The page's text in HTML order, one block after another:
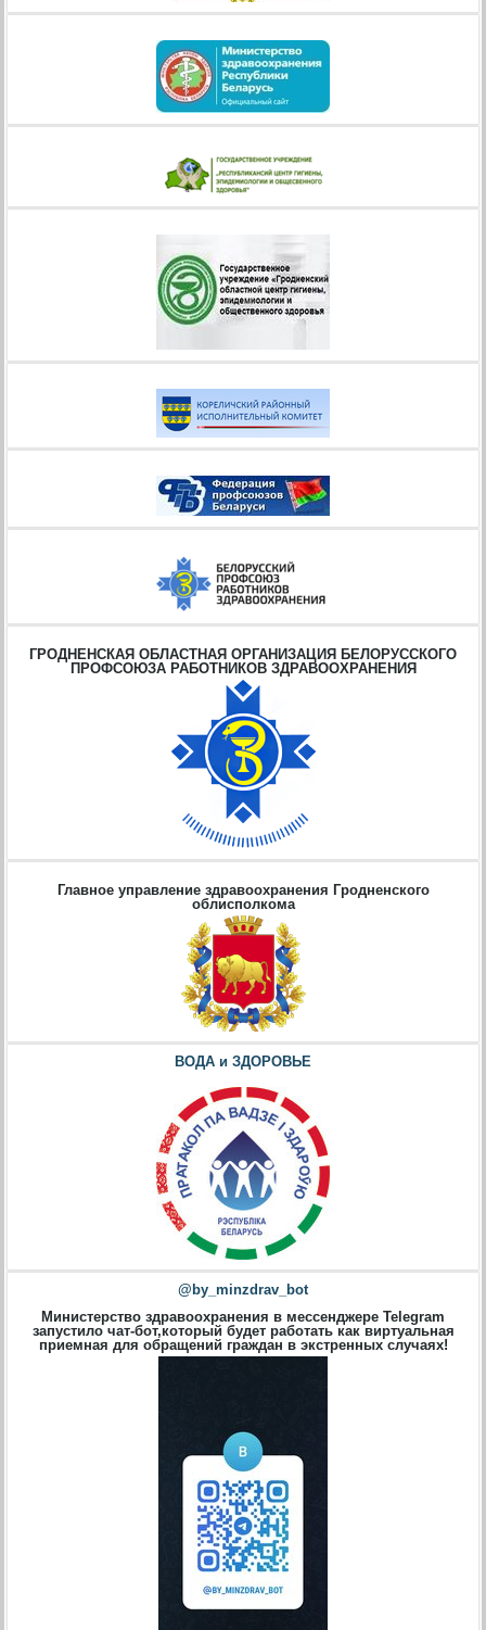
ГРОДНЕНСКАЯ ОБЛАСТНАЯ ОРГАНИЗАЦИЯ БЕЛОРУССКОГО
ПРОФСОЮЗА РАБОТНИКОВ ЗДРАВООХРАНЕНИЯ
Главное управление здравоохранения Гродненского
облисполкома
ВОДА и ЗДОРОВЬЕ
@by_minzdrav_bot
Министерство здравоохранения в мессенджере Telegram
запустило чат-бот,который будет работать как виртуальная
приемная для обращений граждан в экстренных случаях!